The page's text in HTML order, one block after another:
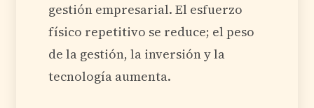
gestión empresarial. El esfuerzo
físico repetitivo se reduce; el peso
de la gestión, la inversión y la
tecnología aumenta.